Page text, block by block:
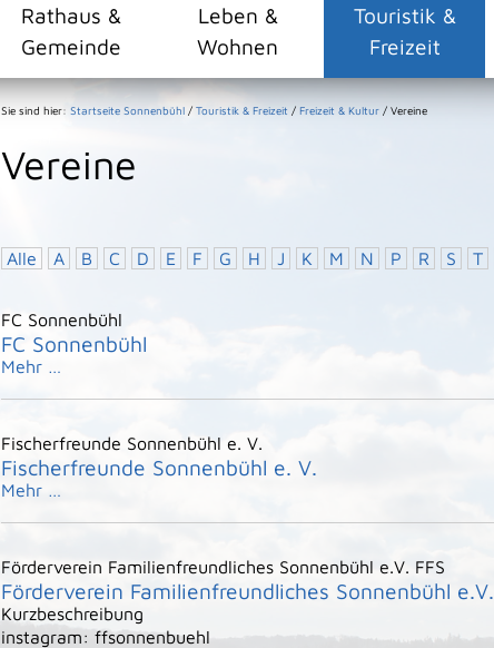
Rathaus &
Gemeinde
Leben &
Wohnen
Touristik &
Freizeit
Sie sind hier: Startseite Sonnenbühl / Touristik & Freizeit / Freizeit & Kultur / Vereine
Vereine
Alle A B C D E F G H J K M N P R S T
FC Sonnenbühl
FC Sonnenbühl
Mehr …
Fischerfreunde Sonnenbühl e. V.
Fischerfreunde Sonnenbühl e. V.
Mehr …
Förderverein Familienfreundliches Sonnenbühl e.V. FFS
Förderverein Familienfreundliches Sonnenbühl e.V.
Kurzbeschreibung
instagram: ffsonnenbuehl